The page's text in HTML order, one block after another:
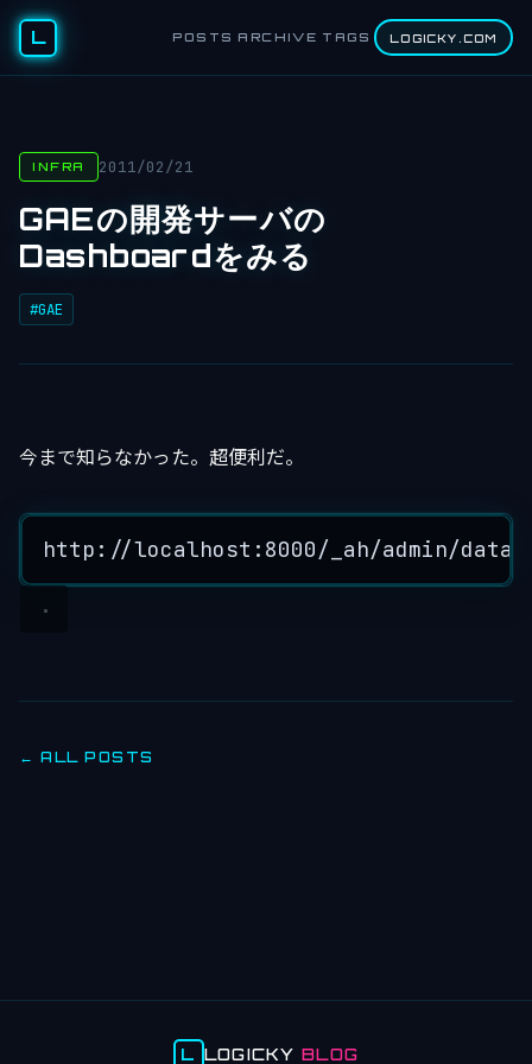
L POSTS ARCHIVE TAGS LOGICKY.COM
INFRA 2011/02/21
GAEの開発サーバの
Dashboardをみる
#GAE
今まで知らなかった。超便利だ。
http: //localhost:8000/_ah/admin/
← ALL POSTS
L LOGICKYBLOG